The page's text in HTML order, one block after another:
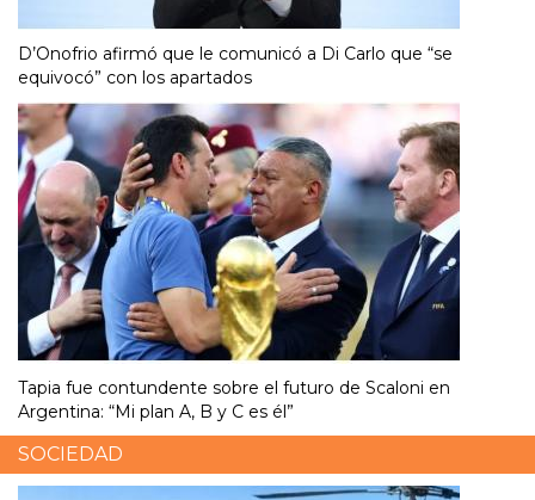
D’Onofrio afirmó que le comunicó a Di Carlo que “se
equivocó” con los apartados
Tapia fue contundente sobre el futuro de Scaloni en
Argentina: “Mi plan A, B y C es él”
SOCIEDAD